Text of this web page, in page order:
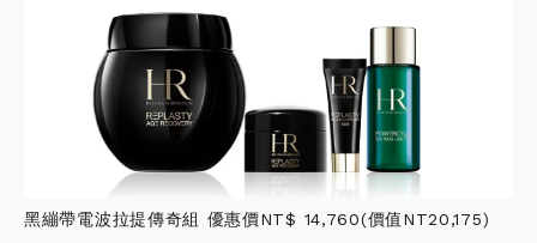
黑繃帶電波拉提傳奇組 優惠價NT$ 14,760(價值NT20,175)